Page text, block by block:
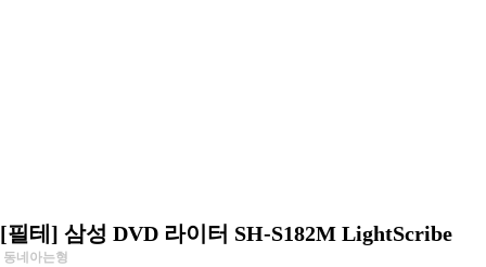
[필테] 삼성 DVD 라이터 SH-S182M LightScribe
동네아는형